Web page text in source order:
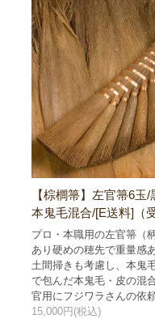
【棕櫚箒】左官箒6玉/
本鬼毛混合/[E送料]（
プロ・本職用の左官箒（
あり硬めの穂先で重量感
土間掃きも考慮し、本鬼
で包んだ本鬼毛・皮の混
官用にフジワラさんの依
15,000円(税込)